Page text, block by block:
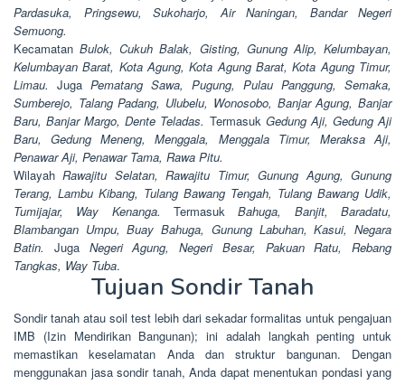
Pardasuka, Pringsewu, Sukoharjo, Air Naningan, Bandar Negeri
Semuong.
KecamatanBulok, Cukuh Balak, Gisting, Gunung Alip, Kelumbayan,
Kelumbayan Barat, Kota Agung, Kota Agung Barat, Kota Agung Timur,
Limau. Juga Pematang Sawa, Pugung, Pulau Panggung, Semaka,
Sumberejo, Talang Padang, Ulubelu, Wonosobo, Banjar Agung, Banjar
Baru, Banjar Margo, Dente Teladas. TermasukGedung Aji, Gedung Aji
Baru, Gedung Meneng, Menggala, Menggala Timur, Meraksa Aji,
Penawar Aji, Penawar Tama, Rawa Pitu.
WilayahRawajitu Selatan, Rawajitu Timur, Gunung Agung, Gunung
Terang, Lambu Kibang, Tulang Bawang Tengah, Tulang Bawang Udik,
Tumijajar, Way Kenanga. Termasuk Bahuga, Banjit, Baradatu,
Blambangan Umpu, Buay Bahuga, Gunung Labuhan, Kasui, Negara
Batin. Juga Negeri Agung, Negeri Besar, Pakuan Ratu, Rebang
Tangkas, Way Tuba.
Tujuan Sondir Tanah
Sondir tanah atau soil test lebih dari sekadar formalitas untuk pengajuan
IMB (Izin Mendirikan Bangunan); ini adalah langkah penting untuk
memastikan keselamatan Anda dan struktur bangunan. Dengan
menggunakan jasa sondir tanah, Anda dapat menentukan pondasi yang